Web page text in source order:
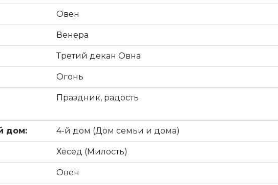
Овен
Венера
Третий декан Овна
Огонь
Праздник, радость
дом: 4-й дом (Дом семьи и дома)
Хесед (Милость)
Овен